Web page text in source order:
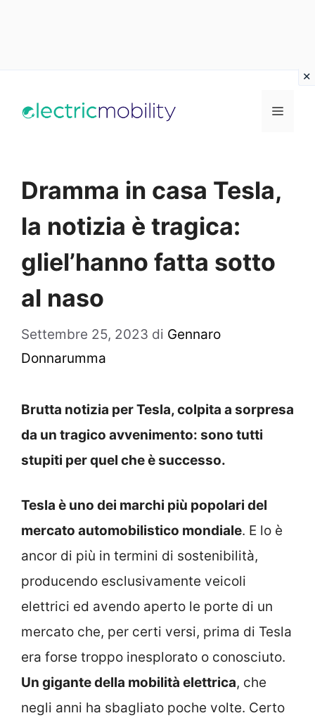
Menu
Dramma in casa Tesla,
la notizia è tragica:
gliel’hanno fatta sotto
al naso
Settembre 25, 2023 di Gennaro
Donnarumma
Brutta notizia per Tesla, colpita a sorpresa
da un tragico avvenimento: sono tutti
stupiti per quel che è successo.
Tesla è uno dei marchi più popolari del
mercato automobilistico mondiale. E lo è
ancor di più in termini di sostenibilità,
producendo esclusivamente veicoli
elettrici ed avendo aperto le porte di un
mercato che, per certi versi, prima di Tesla
era forse troppo inesplorato o conosciuto.
Un gigante della mobilità elettrica, che
negli anni ha sbagliato poche volte. Certo